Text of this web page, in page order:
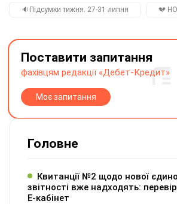
🔉Підсумки тижня. 27-31 липня 💔
Поставити запитання
фахівцям редакції «Дебет-Кредит»
Моє запитання
Головне
Квитанції №2 щодо нової
звітності вже надходять:
Е-кабінет